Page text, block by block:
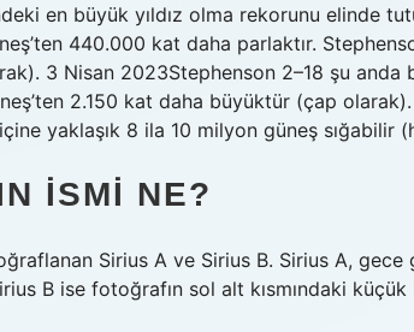
en büyük yıldız olma rekorunu elinde
440.000 kat daha parlaktır.
3 Nisan 2023Stephenson 2–18 şu
2.150 kat daha büyüktür (çap olarak).
yaklaşık 8 ila 10 milyon güneş sığabilir
ISMI NE?
Sirius A ve Sirius B. Sirius A,
B ise fotoğrafın sol alt kısmındaki